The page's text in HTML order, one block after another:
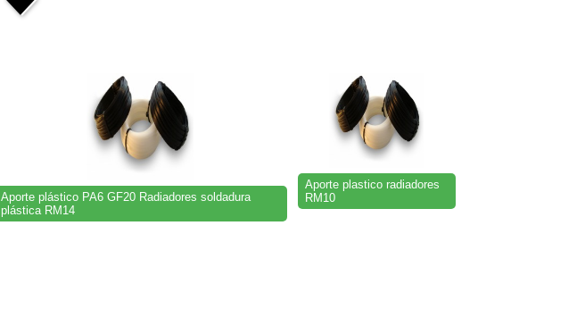
Aporte plástico PA6 GF20 Radiadores soldadura
plástica RM14
Aporte plastico radiadores
RM10